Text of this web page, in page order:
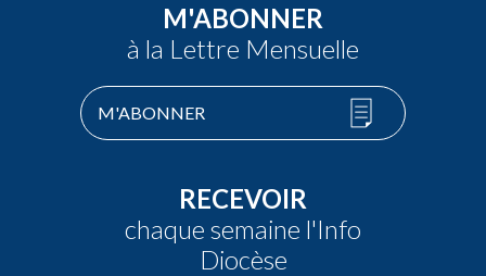
M'ABONNER
à la Lettre Mensuelle
M'ABONNER
RECEVOIR
chaque semaine l'Info
Diocèse